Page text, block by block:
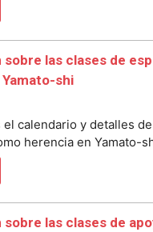
las clases de
shi
calendario y detalles
herencia en Yamato-
las clases de